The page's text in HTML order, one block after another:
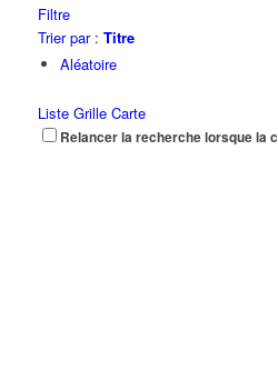
Filtre
Trier par : Titre
Aléatoire
Liste Grille Carte
Relancer la recherche lorsque la